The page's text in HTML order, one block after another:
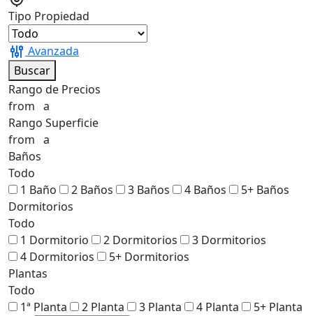
Tipo Propiedad
Avanzada
Buscar
Rango de Precios
from a
Rango Superficie
from a
Baños
Todo
1 Baño
2 Baños 3 Baños 4 Baños
5+ Baños
Dormitorios
Todo
1 Dormitorio
2 Dormitorios
3 Dormitorios
4 Dormitorios
5+ Dormitorios
Plantas
Todo
1ª Planta
2 Planta 3 Planta 4 Planta
5+ Planta